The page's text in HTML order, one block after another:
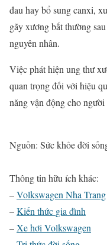
đau hay bổ sung canxi,
gãy xương bất thường
nguyên nhân.
Việc phát hiện ung thư
quan trọng đối với hiệu
năng vận động cho người
Nguồn: Sức khỏe đời
Thông tin hữu ích khác:
–Volkswagen Nha Trang
–Kiến thức gia đình
–Xe hơi Volkswagen